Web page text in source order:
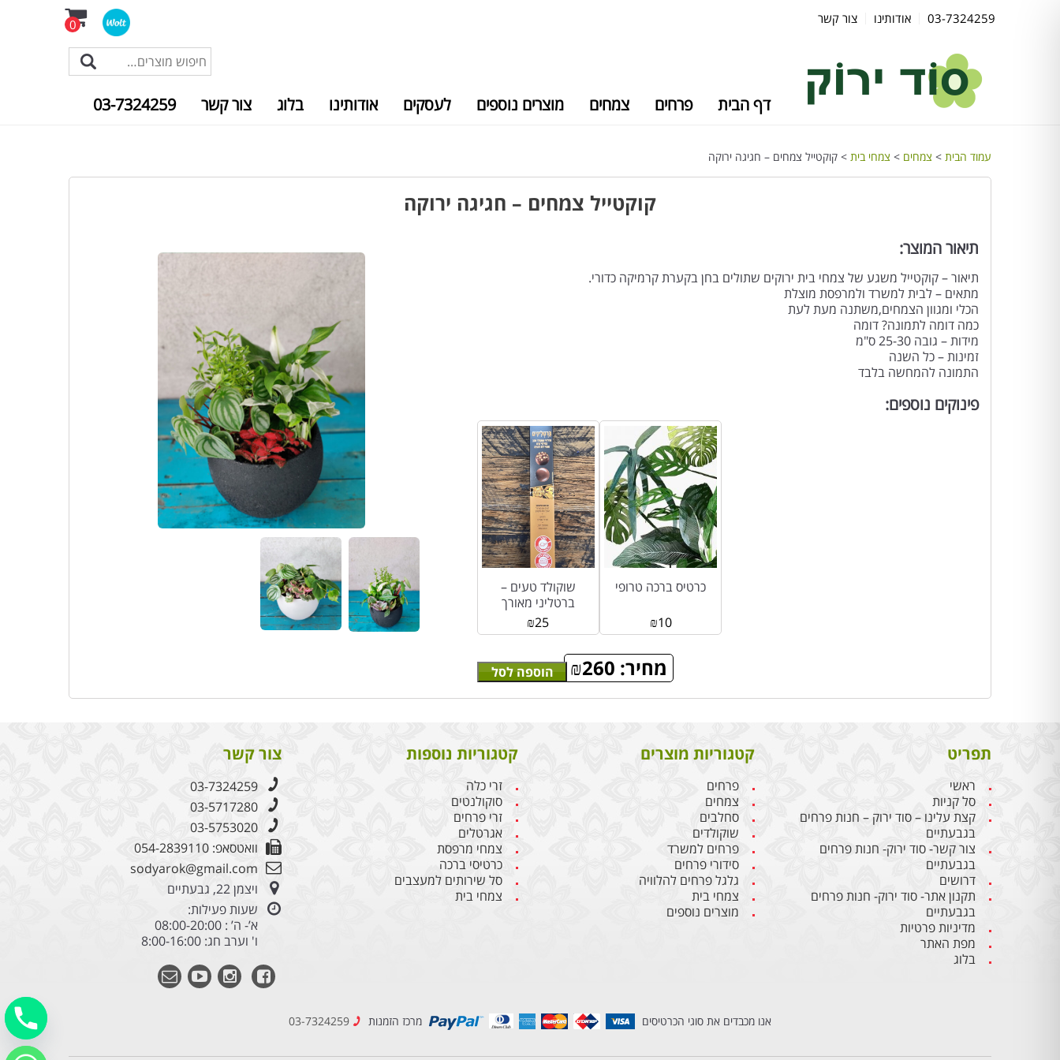
03-7324259 אודותינו צור קשר 0
דף הבית פרחים צמחים מוצרים נוספים לעסקים אודותינו בלוג צור קשר 03-7324259
עמוד הבית > צמחים > צמחי בית > קוקטייל צמחים – חגיגה ירוקה
קוקטייל צמחים – חגיגה ירוקה
תיאור המוצר:
תיאור – קוקטייל משגע של צמחי בית ירוקים שתולים בחן בקערת קרמיקה כדורי.
מתאים – לבית למשרד ולמרפסת מוצלת
הכלי ומגוון הצמחים,משתנה מעת לעת
כמה דומה לתמונה? דומה
מידות – גובה 25-30 ס"מ
זמינות – כל השנה
התמונה להמחשה בלבד
מחיר: ₪260 הוספה לסל
פינוקים נוספים:
שוקולד טעים –
ברטליני מאורך
₪25
כרטיס ברכה טרופי
₪10
תפריט
ראשי
סל קניות
קצת עלינו – סוד ירוק – חנות פרחים
בגבעתיים
צור קשר- סוד ירוק- חנות פרחים
בגבעתיים
דרושים
תקנון אתר- סוד ירוק- חנות פרחים
בגבעתיים
מדיניות פרטיות
מפת האתר
בלוג
קטגוריות מוצרים
פרחים
צמחים
סחלבים
שוקולדים
פרחים למשרד
סידורי פרחים
גלגל פרחים להלוויה
צמחי בית
מוצרים נוספים
קטגוריות נוספות
זרי כלה
סוקולנטים
זרי פרחים
אגרטלים
צמחי מרפסת
כרטיסי ברכה
סל שירותים למעצבים
צמחי בית
צור קשר
03-7324259
03-5717280
03-5753020
וואטסאפ: 054-2839110
sodyarok@gmail.com
ויצמן 22, גבעתיים
שעות פעילות:
א’- ה’ : 08:00-20:00
ו' וערב חג: 8:00-16:00
אנו מכבדים את סוגי הכרטיסים מרכז הזמנות